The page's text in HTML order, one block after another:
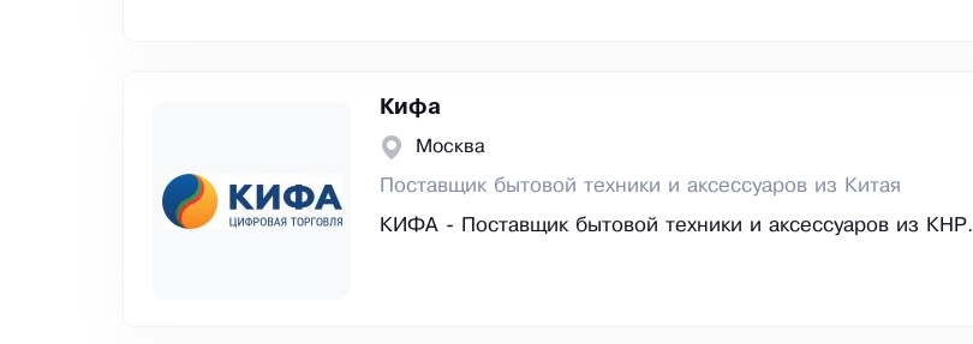
Кифа
Москва
Поставщик бытовой техники и аксессуаров из Китая
КИФА - Поставщик бытовой техники и аксессуаров из КНР.